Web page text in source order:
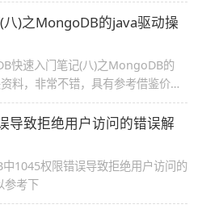
)之MongoDB的java驱动操
快速入门笔记(八)之MongoDB的
料，非常不错，具有参考借鉴价值,
导致拒绝用户访问的错误解
1045权限错误导致拒绝用户访问的
参考下